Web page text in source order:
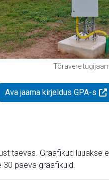
Tõravere
Ava jaama kirjeldus GPA-s
taevas. Graafikud luuakse
päeva graafikuid.